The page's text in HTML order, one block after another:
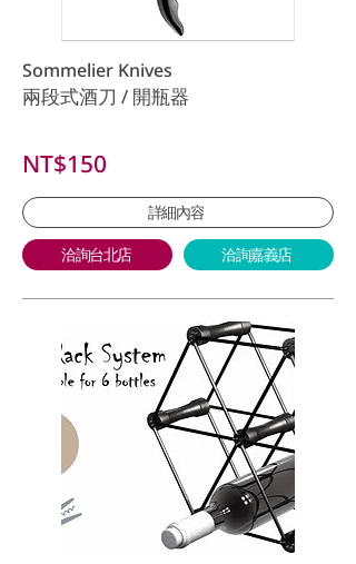
Sommelier Knives
兩段式酒刀 / 開瓶器
NT$150
詳細內容
洽詢台北店 洽詢嘉義店